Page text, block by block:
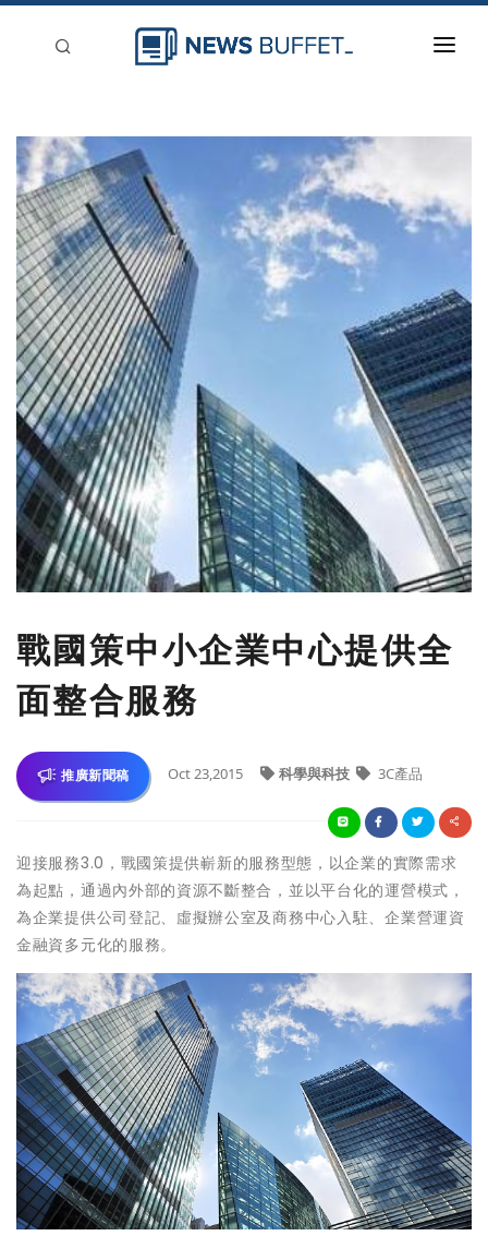
新聞稿分類
登入
刊登
戰國策中小企業中心提供全
面整合服務
推廣新聞稿 Oct 23,2015 科學與科技 3C產品
迎接服務3.0 ，戰國策提供嶄新的服務型態，以企業的實際需求
為起點，通過內外部的資源不斷整合，並以平台化的運營模式，
為企業提供公司登記、虛擬辦公室及商務中心入駐、企業營運資
金融資多元化的服務。